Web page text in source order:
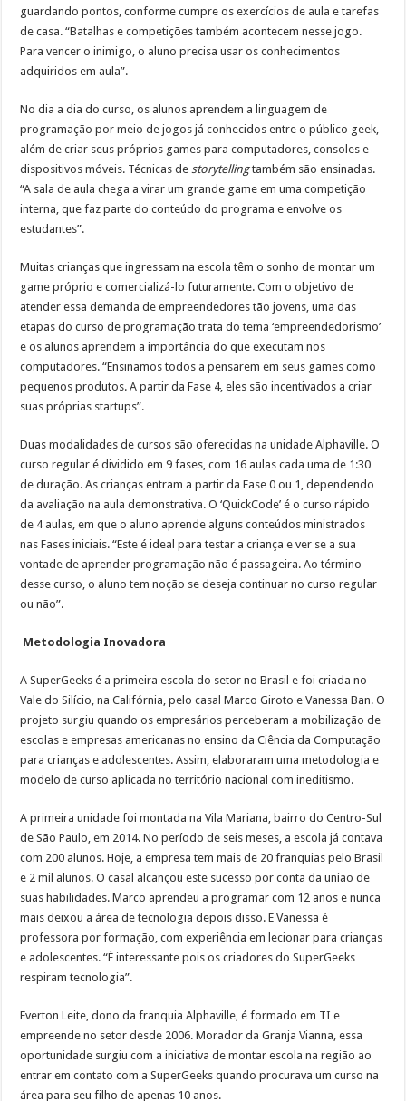
guardando pontos, conforme cumpre os exercícios de aula e tarefas
de casa. “Batalhas e competições também acontecem nesse jogo.
Para vencer o inimigo, o aluno precisa usar os conhecimentos
adquiridos em aula”.
No dia a dia do curso, os alunos aprendem a linguagem de
programação por meio de jogos já conhecidos entre o público geek,
além de criar seus próprios games para computadores, consoles e
dispositivos móveis. Técnicas destorytellingtambém são ensinadas.
“A sala de aula chega a virar um grande game em uma competição
interna, que faz parte do conteúdo do programa e envolve os
estudantes”.
Muitas crianças que ingressam na escola têm o sonho de montar um
game próprio e comercializá-lo futuramente. Com o objetivo de
atender essa demanda de empreendedores tão jovens, uma das
etapas do curso de programação trata do tema ‘empreendedorismo’
e os alunos aprendem a importância do que executam nos
computadores. “Ensinamos todos a pensarem em seus games como
pequenos produtos. A partir da Fase 4, eles são incentivados a criar
suas próprias startups”.
Duas modalidades de cursos são oferecidas na unidade Alphaville. O
curso regular é dividido em 9 fases, com 16 aulas cada uma de 1:30
de duração. As crianças entram a partir da Fase 0 ou 1, dependendo
da avaliação na aula demonstrativa. O ‘QuickCode’ é o curso rápido
de 4 aulas, em que o aluno aprende alguns conteúdos ministrados
nas Fases iniciais. “Este é ideal para testar a criança e ver se a sua
vontade de aprender programação não é passageira. Ao término
desse curso, o aluno tem noção se deseja continuar no curso regular
ou não”.
Metodologia Inovadora
A SuperGeeks é a primeira escola do setor no Brasil e foi criada no
Vale do Silício, na Califórnia, pelo casal Marco Giroto e Vanessa Ban. O
projeto surgiu quando os empresários perceberam a mobilização de
escolas e empresas americanas no ensino da Ciência da Computação
para crianças e adolescentes. Assim, elaboraram uma metodologia e
modelo de curso aplicada no território nacional com ineditismo.
A primeira unidade foi montada na Vila Mariana, bairro do Centro-Sul
de São Paulo, em 2014. No período de seis meses, a escola já contava
com 200 alunos. Hoje, a empresa tem mais de 20 franquias pelo Brasil
e 2 mil alunos. O casal alcançou este sucesso por conta da união de
suas habilidades. Marco aprendeu a programar com 12 anos e nunca
mais deixou a área de tecnologia depois disso. E Vanessa é
professora por formação, com experiência em lecionar para crianças
e adolescentes. “É interessante pois os criadores do SuperGeeks
respiram tecnologia”.
Everton Leite, dono da franquia Alphaville, é formado em TI e
empreende no setor desde 2006. Morador da Granja Vianna, essa
oportunidade surgiu com a iniciativa de montar escola na região ao
entrar em contato com a SuperGeeks quando procurava um curso na
área para seu filho de apenas 10 anos.